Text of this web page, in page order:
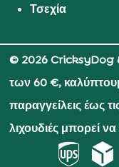
Τσεχία
© 2026 CricksyDog
των 60 €,
παραγγείλεις έως
λιχουδιές μπορεί